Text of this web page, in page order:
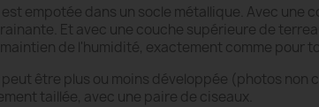
est empotée dans un socle métallique. Avec
Et avec une couche supérieure de
de l'humidité, exactement comme pour
peut être plus ou moins développée (photos
taillée, avec une paire de ciseaux.